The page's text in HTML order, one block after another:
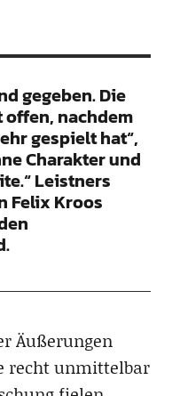
gegeben. Die
nachdem
gespielt hat“,
Charakter und
Leistners
Felix Kroos
Äußerungen
recht unmittelbar